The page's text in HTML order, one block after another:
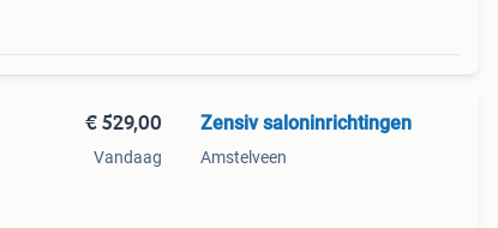
€ 529,00
Vandaag
Zensiv saloninrichtingen
Amstelveen